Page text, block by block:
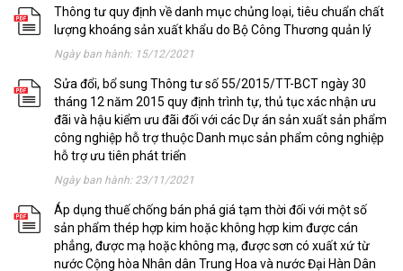
Thông tư quy định về danh mục chủng loại, tiêu chuẩn chất
lượng khoáng sản xuất khẩu do Bộ Công Thương quản lý
Ngày ban hành: 15/12/2021
Sửa đổi, bổ sung Thông tư số 55/2015/TT-BCT ngày 30
tháng 12 năm 2015 quy định trình tự, thủ tục xác nhận ưu
đãi và hậu kiểm ưu đãi đối với các Dự án sản xuất sản phẩm
công nghiệp hỗ trợ thuộc Danh mục sản phẩm công nghiệp
hỗ trợ ưu tiên phát triển
Ngày ban hành: 23/11/2021
Áp dụng thuế chống bán phá giá tạm thời đối với một số
sản phẩm thép hợp kim hoặc không hợp kim được cán
phẳng, được mạ hoặc không mạ, được sơn có xuất xứ từ
nước Cộng hòa Nhân dân Trung Hoa và nước Đại Hàn Dân